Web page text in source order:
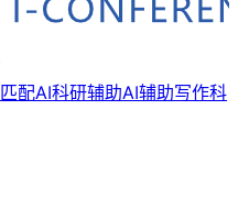
配AI科研辅助AI辅助写作科